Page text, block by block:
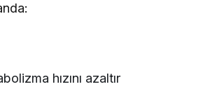
hızını azaltır